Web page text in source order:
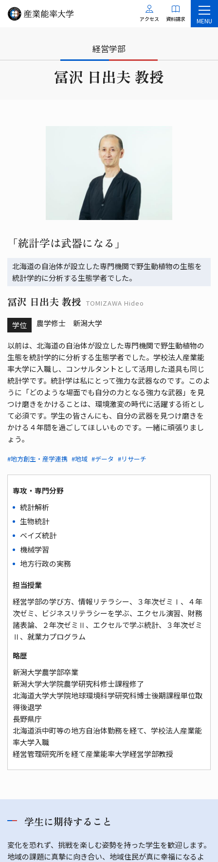
アクセス 資料請求 MENU
経営学部
冨沢 日出夫 教授
「統計学は武器になる」
北海道の自治体が設立した専門機関で野生動植物の生態を
統計学的に分析する生態学者でした。
冨沢 日出夫 教授 TOMIZAWA Hideo
学位 農学修士 新潟大学
以前は、北海道の自治体が設立した専門機関で野生動植物の
生態を統計学的に分析する生態学者でした。学校法人産業能
率大学に入職し、コンサルタントとして活用した道具も同じ
統計学です。統計学は私にとって強力な武器なのです。このよ
うに「どのような場面でも自分の力となる強力な武器」を見
つけ磨きをかけることは、環境激変の時代に活躍する術とし
て必須です。学生の皆さんにも、自分の武器を見つけ磨きを
かける４年間を過ごしてほしいものです。一緒に頑張りまし
ょう。
#地方創生・産学連携 #地域 #データ #リサーチ
専攻・専門分野
統計解析
生物統計
ベイズ統計
機械学習
地方行政の実務
担当授業
経営学部の学び方、情報リテラシー、３年次ゼミⅠ、４年
次ゼミ、ビジネスリテラシーを学ぶ、エクセル演習、財務
諸表論、２年次ゼミⅡ、エクセルで学ぶ統計、３年次ゼミ
Ⅱ、就業力プログラム
略歴
新潟大学農学部卒業
新潟大学大学院農学研究科修士課程修了
北海道大学大学院地球環境科学研究科博士後期課程単位取
得後退学
長野県庁
北海道浜中町等の地方自治体勤務を経て、学校法人産業能
率大学入職
経営管理研究所を経て産業能率大学経営学部教授
学生に期待すること
変化を恐れず、挑戦を楽しむ姿勢を持った学生を歓迎します。
地域の課題に真摯に向き合い、地域住民が真に幸福になるよ